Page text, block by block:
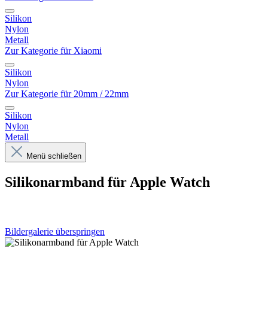
Silikon
Nylon
Metall
Zur Kategorie für Xiaomi
Silikon
Nylon
Zur Kategorie für 20mm / 22mm
Silikon
Nylon
Metall
Menü schließen
Silikonarmband für Apple Watch
Bildergalerie überspringen